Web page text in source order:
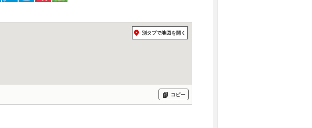
別タブで地図を開く
コピー